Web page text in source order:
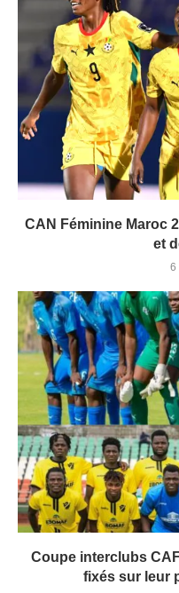
CAN Féminine Maroc
et
6
Coupe interclubs
fixés sur leur